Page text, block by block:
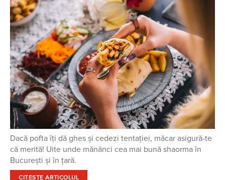
Dacă pofta îți dă ghes și cedezi tentației, măcar asigură-te
că merită! Uite unde mănânci cea mai bună shaorma în
București și în țară.
CITEȘTE ARTICOLUL